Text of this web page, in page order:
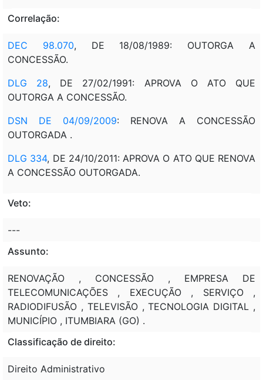
Correlação:
DEC 98.070, DE 18/08/1989: OUTORGA A
CONCESSÃO.
DLG 28, DE 27/02/1991: APROVA O ATO QUE
OUTORGA A CONCESSÃO.
DSN DE 04/09/2009: RENOVA A CONCESSÃO
OUTORGADA .
DLG 334, DE 24/10/2011: APROVA O ATO QUE RENOVA
A CONCESSÃO OUTORGADA.
Veto:
---
Assunto:
RENOVAÇÃO , CONCESSÃO , EMPRESA DE
TELECOMUNICAÇÕES , EXECUÇÃO , SERVIÇO ,
RADIODIFUSÃO , TELEVISÃO , TECNOLOGIA DIGITAL ,
MUNICÍPIO , ITUMBIARA (GO) .
Classificação de direito:
Direito Administrativo